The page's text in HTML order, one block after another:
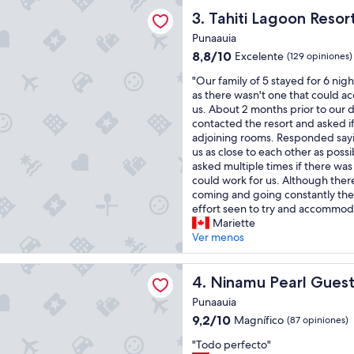
g
l
é
s
,
n
i
n
g
u
n
a
a
m
a
b
i
l
a
d
p
3. Tahiti Lagoon
Tahiti Lagoon Resort
Punaauia
8.8
10,
Excelente,
(129
opiniones)
8,8/10 Excelente (129 opiniones)
"
O
u
r
f
a
m
i
l
y
o
f
5
s
t
y
e
f
"Our family of 5 stayed for 6
as there wasn't one that could
us. About 2 months prior to our
contacted the resort and asked
adjoining rooms. Responded
us as close to each other as
asked multiple times if there
could work for us. Although
coming and going constantly
effort seen to try and
Mariette
Ver menos
Resort
4. Ninamu Pearl
Ninamu Pearl Guest House
Punaauia
9.2
10,
9,2/10 Magnífico (87 opiniones)
""Todo perfecto"
Guest House